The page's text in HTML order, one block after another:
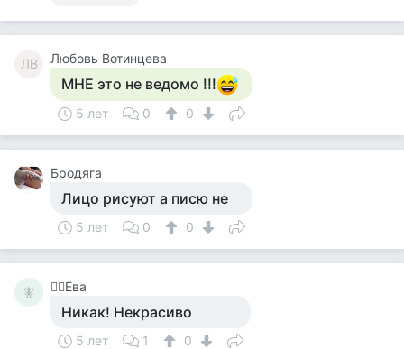
ЛВ Любовь Вотинцева
МНЕ это не ведомо !!!
5 лет 0 0
Бродяга
Лицо рисуют а писю не
5 лет 0 0
🧚‍ 🧚‍♀️Ева
Никак! Некрасиво
5 лет 1 0